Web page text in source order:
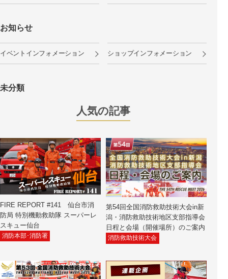
お知らせ
イベントインフォメーション ショップインフォメーション
未分類
人気の記事
FIRE REPORT #141 仙台市消
防局 特別機動救助隊 スーパーレ
スキュー仙台
消防本部･消防署
第54回全国消防救助技術大会in新
潟・消防救助技術地区支部指導会
日程と会場（開催場所）のご案内
消防救助技術大会